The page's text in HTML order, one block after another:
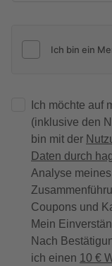
Ich möchte auf
(inklusive den
bin mit der
Daten durch
Analyse
Coupons und
Mein
Nach
ich einen 10 €